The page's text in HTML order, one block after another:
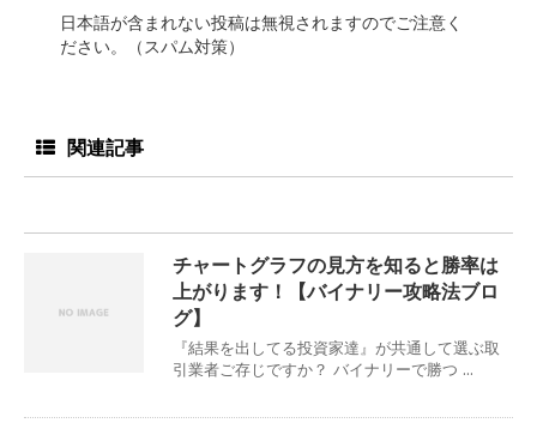
日本語が含まれない投稿は無視されますのでご注意く
ださい。（スパム対策）
関連記事
チャートグラフの見方を知ると勝率は
上がります！【バイナリー攻略法ブロ
グ】
『結果を出してる投資家達』が共通して選ぶ取
引業者ご存じですか？ バイナリーで勝つ ...